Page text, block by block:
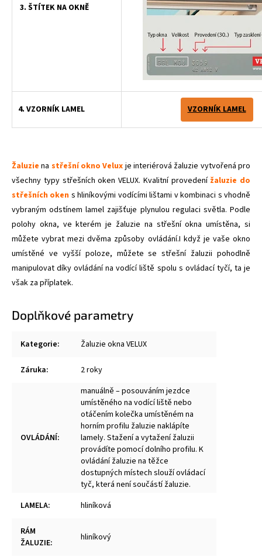
3. ŠTÍTEK NA OKNĚ
4. VZORNÍK LAMEL VZORNÍK LAMEL
Žaluzie na střešní okno Velux je interiérová žaluzie vytvořená pro
všechny typy střešních oken VELUX. Kvalitní provedení žaluzie do
střešních oken s hliníkovými vodícími lištami v kombinaci s vhodně
vybraným odstínem lamel zajišťuje plynulou regulaci světla. Podle
polohy okna, ve kterém je žaluzie na střešní okna umístěna, si
můžete vybrat mezi dvěma způsoby ovládání.I když je vaše okno
umístěné ve vyšší poloze, můžete se střešní žaluzii pohodlně
manipulovat díky ovládání na vodící liště spolu s ovládací tyčí, ta je
však za příplatek.
Doplňkové parametry
Kategorie: Žaluzie okna VELUX
Záruka: 2 roky
OVLÁDÁNÍ:
manuálně – posouváním jezdce
umístěného na vodící liště nebo
otáčením kolečka umístěném na
horním profilu žaluzie naklápíte
lamely. Stažení a vytažení žaluzii
provádíte pomocí dolního profilu. K
ovládání žaluzie na těžce
dostupných místech slouží ovládací
tyč, která není součástí žaluzie.
LAMELA: hliníková
RÁM
ŽALUZIE: hliníkový